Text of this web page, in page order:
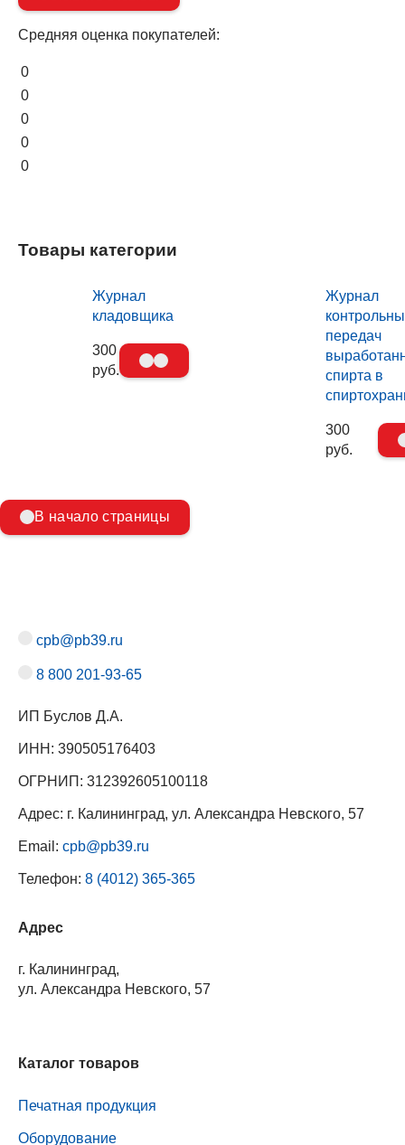
Средняя оценка покупателей:
0
0
0
0
0
Товары категории
Журнал
кладовщика
300
руб.
Журнал
передач
спирта в
300
руб.
В начало страницы
cpb@pb39.ru
8 800 201-93-65
ИП Буслов Д.А.
ИНН: 390505176403
ОГРНИП: 312392605100118
Адрес: г. Калининград, ул. Александра Невского, 57
Email: cpb@pb39.ru
Телефон: 8 (4012) 365-365
Адрес
г. Калининград,
ул. Александра Невского, 57
Каталог товаров
Печатная продукция
Оборудование